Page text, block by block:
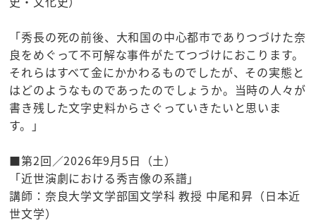
「秀長の死の前後、大和国の中心都市でありつづけた奈
良をめぐって不可解な事件がたてつづけにおこります。
それらはすべて金にかかわるものでしたが、その実態と
はどのようなものであったのでしょうか。当時の人々が
書き残した文字史料からさぐっていきたいと思いま
す。」
■第2回／2026年9月5日（土）
「近世演劇における秀吉像の系譜」
講師：奈良大学文学部国文学科 教授 中尾和昇（日本近
世文学）